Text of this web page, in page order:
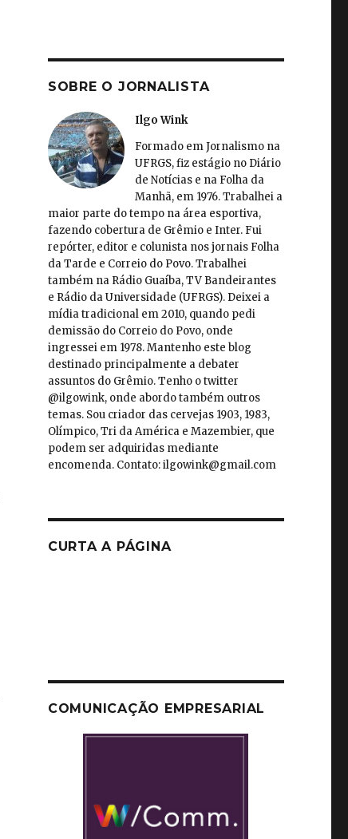
SOBRE O JORNALISTA
Ilgo Wink
Formado em Jornalismo na
UFRGS, fiz estágio no Diário
de Notícias e na Folha da
Manhã, em 1976. Trabalhei a
maior parte do tempo na área esportiva,
fazendo cobertura de Grêmio e Inter. Fui
repórter, editor e colunista nos jornais Folha
da Tarde e Correio do Povo. Trabalhei
também na Rádio Guaíba, TV Bandeirantes
e Rádio da Universidade (UFRGS). Deixei a
mídia tradicional em 2010, quando pedi
demissão do Correio do Povo, onde
ingressei em 1978. Mantenho este blog
destinado principalmente a debater
assuntos do Grêmio. Tenho o twitter
@ilgowink, onde abordo também outros
temas. Sou criador das cervejas 1903, 1983,
Olímpico, Tri da América e Mazembier, que
podem ser adquiridas mediante
encomenda. Contato: ilgowink@gmail.com
CURTA A PÁGINA
COMUNICAÇÃO EMPRESARIAL